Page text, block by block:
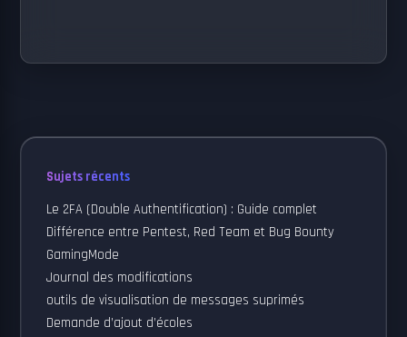
Sujets récents
Le 2FA (Double Authentification) : Guide complet
Différence entre Pentest, Red Team et Bug Bounty
GamingMode
Journal des modifications
outils de visualisation de messages suprimés
Demande d’ajout d’écoles